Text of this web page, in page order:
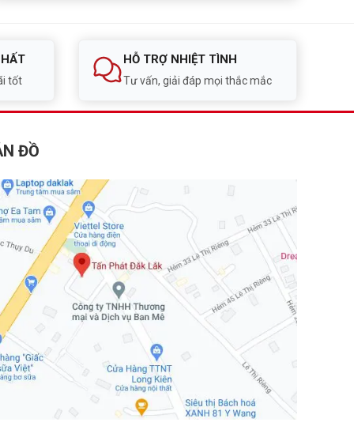
tốt
HỖ TRỢ NHIỆT TÌNH
Tư vấn, giải đáp mọi thắc mắc
ĐỒ